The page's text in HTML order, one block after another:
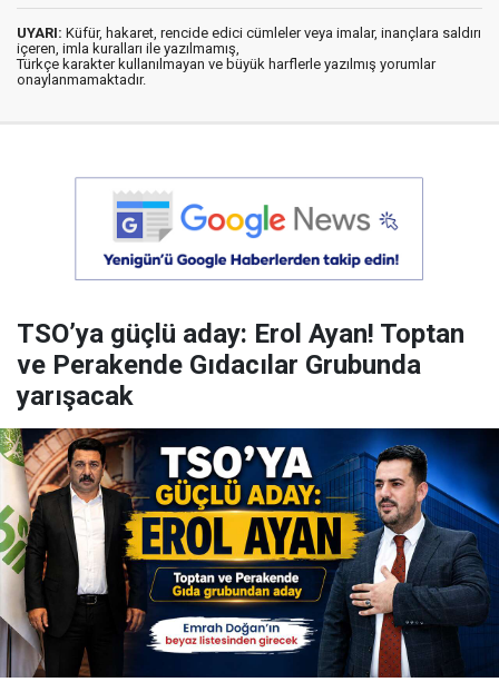
UYARI: Küfür, hakaret, rencide edici cümleler veya imalar, inançlara saldırı
içeren, imla kuralları ile yazılmamış,
Türkçe karakter kullanılmayan ve büyük harflerle yazılmış yorumlar
onaylanmamaktadır.
TSO’ya güçlü aday: Erol Ayan! Toptan
ve Perakende Gıdacılar Grubunda
yarışacak